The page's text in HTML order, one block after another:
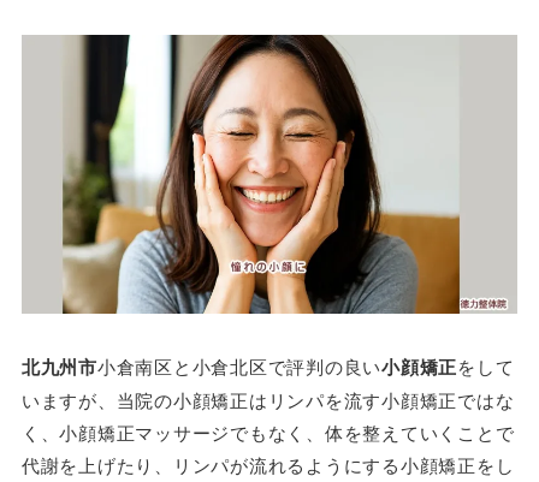
北九州市小倉南区と小倉北区で評判の良い小顔矯正をして
いますが、当院の小顔矯正はリンパを流す小顔矯正ではな
く、小顔矯正マッサージでもなく、体を整えていくことで
代謝を上げたり、リンパが流れるようにする小顔矯正をし